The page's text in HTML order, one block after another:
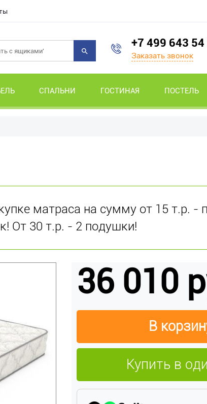
+7 499 643 54
Заказать звонок
СПАЛЬНИ ГОСТИНАЯ ПОСТЕЛЬ
матраса на сумму от 15 т.р. -
От 30 т.р. - 2 подушки!
36 010
В
Купить в